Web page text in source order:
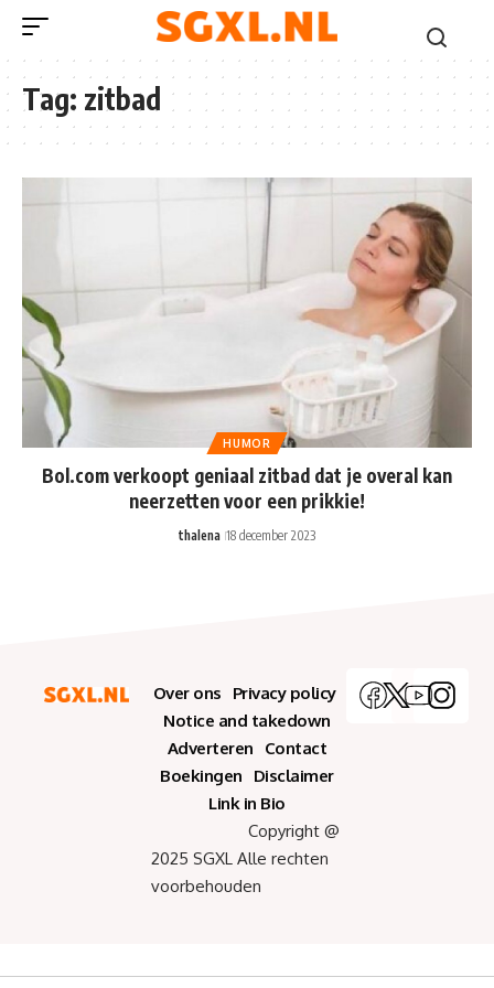
Tag: zitbad
HUMOR
Bol.com verkoopt geniaal zitbad dat je overal kan
neerzetten voor een prikkie!
thalena 18 december 2023
Over ons
Privacy policy
Notice and takedown
Adverteren
Contact
Boekingen
Disclaimer
Link in Bio
Copyright @
2025 SGXL Alle rechten
voorbehouden